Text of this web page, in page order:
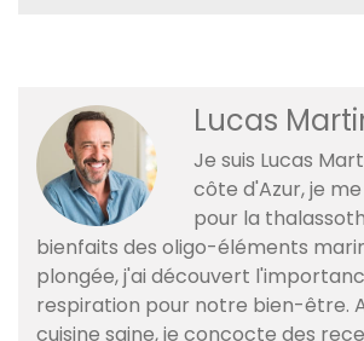
Lucas
Je suis Lucas
côte d'Azur, je
pour la
bienfaits des oligo-éléments
plongée, j'ai découvert
respiration pour notre bien-être.
cuisine saine, je concocte des